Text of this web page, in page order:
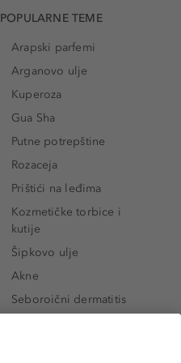
POPULARNE TEME
Arapski parfemi
Arganovo ulje
Kuperoza
Gua Sha
Putne potrepštine
Rozaceja
Prištići na leđima
Kozmetičke torbice i
kutije
Šipkovo ulje
Akne
Seboroični dermatitis